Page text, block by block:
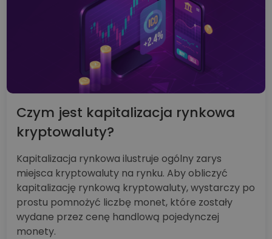
Czym jest kapitalizacja rynkowa
kryptowaluty?
Kapitalizacja rynkowa ilustruje ogólny zarys
miejsca kryptowaluty na rynku. Aby obliczyć
kapitalizację rynkową kryptowaluty, wystarczy po
prostu pomnożyć liczbę monet, które zostały
wydane przez cenę handlową pojedynczej
monety.